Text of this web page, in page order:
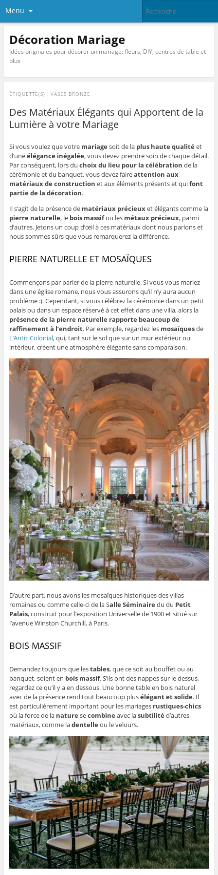
Menu
Décoration Mariage
Idées originales pour décorer un mariage: fleurs, DIY, centres de table et
plus
ÉTIQUETTE(S) : VASES BRONZE
Des Matériaux Élégants qui Apportent de la
Lumière à votre Mariage
Si vous voulez que votre mariage soit de la plus haute qualité et
d’uneélégance inégalée, vous devez prendre soin de chaque détail.
Par conséquent, lors du choix du lieu pour la célébration de la
cérémonie et du banquet, vous devez faireattention aux
matériaux de construction et aux éléments présents et quifont
partie de la décoration.
Il s’agit de la présence de matériaux précieuxet élégants comme la
pierre naturelle, le bois massifou les métaux précieux, parmi
d’autres. Jetons un coup d’œil à ces matériaux dont nous parlons et
nous sommes sûrs que vous remarquerez la différence.
PIERRE NATURELLE ET MOSAÏQUES
Commençons par parler de la pierre naturelle. Si vous vous mariez
dans une église romane, nous vous assurons qu’il n’y aura aucun
problème :). Cependant, si vous célébrez la cérémonie dans un petit
palais ou dans un espace réservé à cet effet dans une villa, alors la
présence de la pierre naturelle rapporte beaucoup de
raffinement à l’endroit. Par exemple, regardez les mosaïquesde
L’Antic Colonial, qui, tant sur le sol que sur un mur extérieur ou
intérieur, créent une atmosphère élégante sans comparaison.
D’autre part, nous avons les mosaïques historiques des villas
romaines ou comme celle-ci de la Salle Séminaire du du Petit
Palais, construit pour l’exposition Universelle de 1900 et situé sur
l’avenue Winston Churchill, à Paris.
BOIS MASSIF
Demandez toujours que lestables, que ce soit au bouffet ou au
banquet, soient en bois massif. S’ils ont des nappes sur le dessus,
regardez ce qu’il y a en dessous. Une bonne table en bois naturel
avec de la présence rend tout beaucoup plusélégant et solide. Il
est particulièrement important pour les mariages rustiques-chics
où la force de la nature secombine avec lasubtilité d’autres
matériaux, comme ladentelle ou le velours.